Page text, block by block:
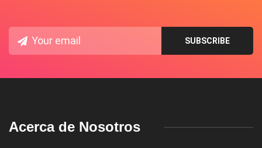
Acerca de Nosotros